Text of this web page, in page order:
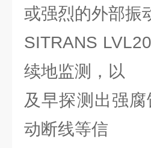
或强烈的外部振
SITRANS
续地监测，以
及早探测出强
动断线等信